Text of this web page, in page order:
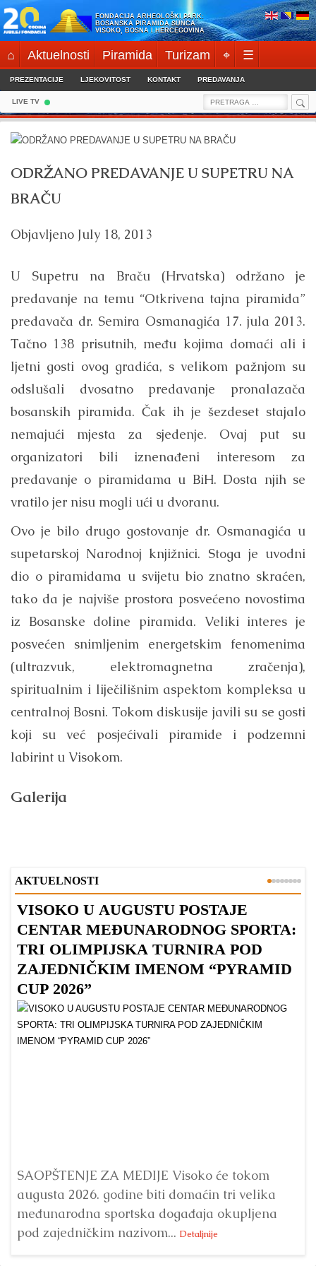
Skip
to
content
FONDACIJA ARHEOLOŠKI PARK:
BOSANSKA PIRAMIDA SUNCA
VISOKO, BOSNA I HERCEGOVINA
⌂ Aktuelnosti Piramida Turizam ⌖ ☰
PREZENTACIJE LJEKOVITOST KONTAKT PREDAVANJA
LIVE TV
Search
for:
ODRŽANO PREDAVANJE U SUPETRU NA
BRAČU
Objavljeno July 18, 2013
U Supetru na Braču (Hrvatska) održano je
predavanje na temu “Otkrivena tajna piramida”
predavača dr. Semira Osmanagića 17. jula 2013.
Tačno 138 prisutnih, među kojima domaći ali i
ljetni gosti ovog gradića, s velikom pažnjom su
odslušali dvosatno predavanje pronalazača
bosanskih piramida. Čak ih je šezdeset stajalo
nemajući mjesta za sjedenje. Ovaj put su
organizatori bili iznenađeni interesom za
predavanje o piramidama u BiH. Dosta njih se
vratilo jer nisu mogli ući u dvoranu.
Ovo je bilo drugo gostovanje dr. Osmanagića u
supetarskoj Narodnoj knjižnici. Stoga je uvodni
dio o piramidama u svijetu bio znatno skraćen,
tako da je najviše prostora posvećeno novostima
iz Bosanske doline piramida. Veliki interes je
posvećen snimljenim energetskim fenomenima
(ultrazvuk, elektromagnetna zračenja),
spiritualnim i liječilišnim aspektom kompleksa u
centralnoj Bosni. Tokom diskusije javili su se gosti
koji su već posjećivali piramide i podzemni
labirint u Visokom.
Galerija
AKTUELNOSTI
VISOKO U AUGUSTU POSTAJE
CENTAR MEĐUNARODNOG SPORTA:
TRI OLIMPIJSKA TURNIRA POD
ZAJEDNIČKIM IMENOM “PYRAMID
CUP 2026”
SAOPŠTENJE ZA MEDIJE Visoko će tokom
augusta 2026. godine biti domaćin tri velika
međunarodna sportska događaja okupljena
pod zajedničkim nazivom... Detaljnije